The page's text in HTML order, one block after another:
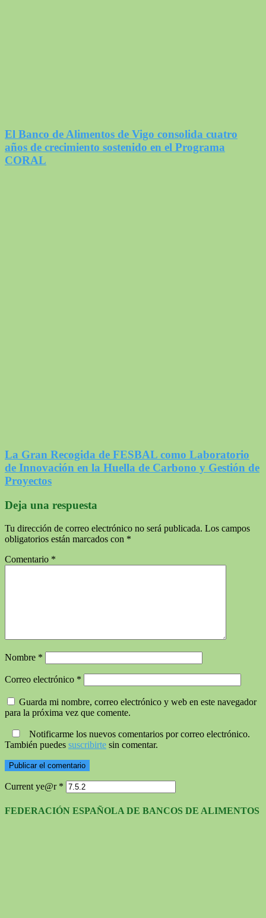
El Banco de Alimentos de Vigo consolida cuatro
años de crecimiento sostenido en el Programa
CORAL
La Gran Recogida de FESBAL como Laboratorio
de Innovación en la Huella de Carbono y Gestión de
Proyectos
Deja una respuesta
Tu dirección de correo electrónico no será publicada. Los campos
obligatorios están marcados con *
Comentario *
Nombre *
Correo electrónico *
Guarda mi nombre, correo electrónico y web en este navegador
para la próxima vez que comente.
Notificarme los nuevos comentarios por correo electrónico.
También puedes suscribirte sin comentar.
Current ye@r *
FEDERACIÓN ESPAÑOLA DE BANCOS DE ALIMENTOS